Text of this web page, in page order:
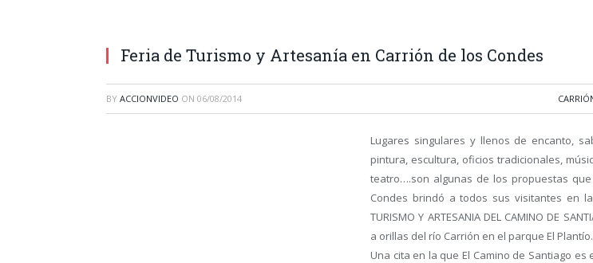
Feria de Turismo y Artesanía en Carrión de los Condes
BY ACCIONVIDEO ON 06/08/2014
Lugares singulares y llenos de encanto,
pintura, escultura, oficios tradicionales,
teatro….son algunas de los propuestas
Condes brindó a todos sus visitantes en la
TURISMO Y ARTESANIA DEL CAMINO DE
a orillas del río Carrión en el parque El Plantío.
Una cita en la que El Camino de Santiago es